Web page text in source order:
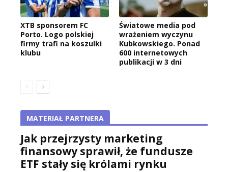
XTB sponsorem FC
Porto. Logo polskiej
firmy trafi na koszulki
klubu
Światowe media pod
wrażeniem wyczynu
Kubkowskiego. Ponad
600 internetowych
publikacji w 3 dni
MATERIAŁ PARTNERA
Jak przejrzysty marketing
finansowy sprawił, że fundusze
ETF stały się królami rynku